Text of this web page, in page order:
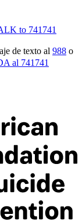
to 741741
de texto al 988 o
al 741741